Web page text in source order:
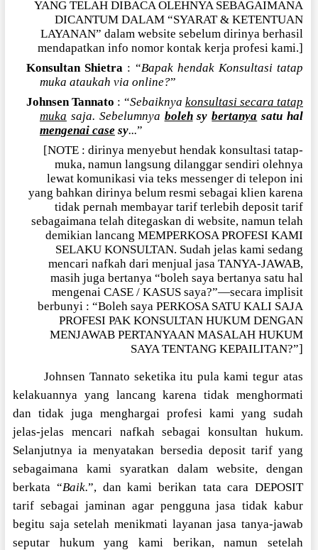
YANG TELAH DIBACA OLEHNYA SEBAGAIMANA
DICANTUM DALAM “SYARAT & KETENTUAN
LAYANAN” dalam website sebelum dirinya berhasil
mendapatkan info nomor kontak kerja profesi kami.]
Konsultan Shietra : “Bapak hendak Konsultasi tatap
muka ataukah via online?”
Johnsen Tannato : “Sebaiknya konsultasi secara tatap
muka saja. Sebelumnya bolehsybertanya satu hal
mengenai case sy...”
[NOTE : dirinya menyebut hendak konsultasi tatap-
muka, namun langsung dilanggar sendiri olehnya
lewat komunikasi via teks messenger di telepon ini
yang bahkan dirinya belum resmi sebagai klien karena
tidak pernah membayar tarif terlebih deposit tarif
sebagaimana telah ditegaskan di website, namun telah
demikian lancang MEMPERKOSA PROFESI KAMI
SELAKU KONSULTAN. Sudah jelas kami sedang
mencari nafkah dari menjual jasa TANYA-JAWAB,
masih juga bertanya “boleh saya bertanya satu hal
mengenai CASE / KASUS saya?”—secara implisit
berbunyi : “Boleh saya PERKOSA SATU KALI SAJA
PROFESI PAK KONSULTAN HUKUM DENGAN
MENJAWAB PERTANYAAN MASALAH HUKUM
SAYA TENTANG KEPAILITAN?”]
Johnsen Tannato seketika itu pula kami tegur atas
kelakuannya yang lancang karena tidak menghormati
dan tidak juga menghargai profesi kami yang sudah
jelas-jelas mencari nafkah sebagai konsultan hukum.
Selanjutnya ia menyatakan bersedia deposit tarif yang
sebagaimana kami syaratkan dalam website, dengan
berkata “Baik.”, dan kami berikan tata cara DEPOSIT
tarif sebagai jaminan agar pengguna jasa tidak kabur
begitu saja setelah menikmati layanan jasa tanya-jawab
seputar hukum yang kami berikan, namun setelah